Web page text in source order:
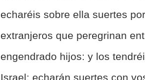
echaréis sobre ella suertes
extranjeros que peregrinan
engendrado hijos: y los
Israel; echarán suertes con